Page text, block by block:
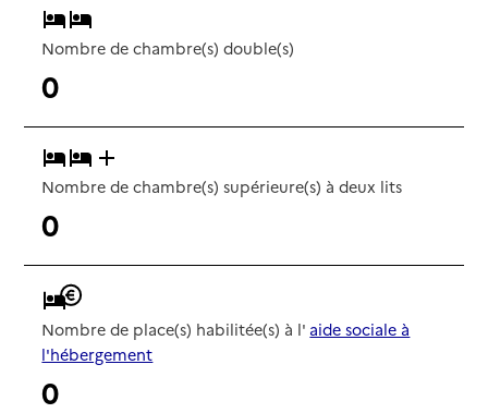
Nombre de chambre(s) double(s)
0
Nombre de chambre(s) supérieure(s) à deux lits
0
Nombre de place(s) habilitée(s) à l' aide sociale à
l'hébergement
0